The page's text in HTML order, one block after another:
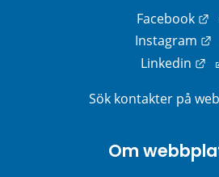
Facebook
Instagram
Linkedin
Sök kontakter på
Om